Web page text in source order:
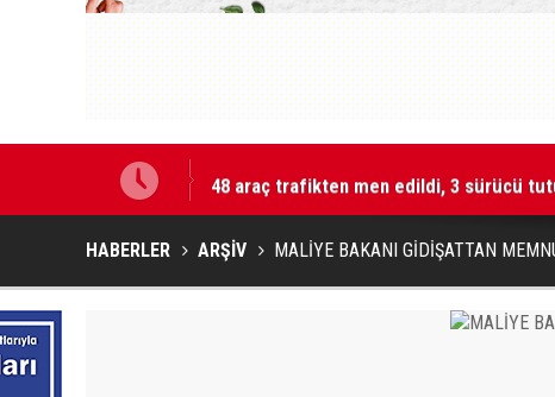
48 araç trafikten men edildi, 3 sürücü
HABERLER ARŞİV MALİYE BAKANI GİDİŞATTAN